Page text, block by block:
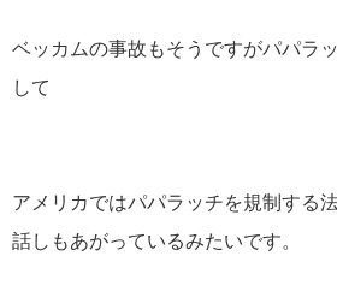
ベッカムの事故もそうですがパパラ
して
アメリカではパパラッチを規制する
話しもあがっているみたいです。